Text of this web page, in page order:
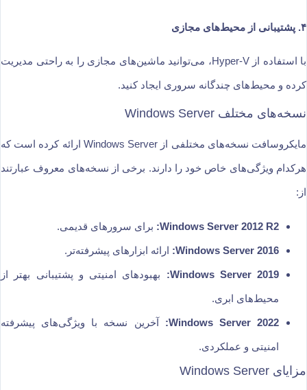
۴. پشتیبانی از محیط‌های مجازی
با استفاده از Hyper-V، می‌توانید ماشین‌های مجازی را به راحتی مدیریت
کرده و محیط‌های چندگانه سروری ایجاد کنید.
نسخه‌های مختلف Windows Server
مایکروسافت نسخه‌های مختلفی از Windows Server ارائه کرده است که
هرکدام ویژگی‌های خاص خود را دارند. برخی از نسخه‌های معروف عبارتند
از:
Windows Server 2012 R2: برای سرورهای قدیمی.
Windows Server 2016: ارائه ابزارهای پیشرفته‌تر.
Windows Server 2019: بهبودهای امنیتی و پشتیبانی بهتر از
محیط‌های ابری.
Windows Server 2022: آخرین نسخه با ویژگی‌های پیشرفته
امنیتی و عملکردی.
مزایای Windows Server